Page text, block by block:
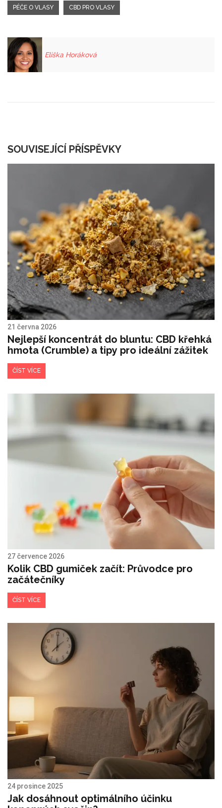
PÉČE O VLASY CBD PRO VLASY
Eliška Horáková
SOUVISEJÍCÍ PŘÍSPĚVKY
21 června 2026
Nejlepší koncentrát do bluntu: CBD křehká
hmota (Crumble) a tipy pro ideální zážitek
ČÍST VÍCE
27 července 2026
Kolik CBD gumiček začít: Průvodce pro
začátečníky
ČÍST VÍCE
24 prosince 2025
Jak dosáhnout optimálního účinku